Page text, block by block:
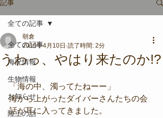
記事
全ての記事
海況情報
生物情報
お知らせ
陸上の話
全ての記事
うわっ、やはり来たのか!?
朝倉
2019年4月10日 読了時間: 2分
「海の中、濁ってたねーー」
海から上がったダイバーさんたちの会
話が耳に入ってきました。